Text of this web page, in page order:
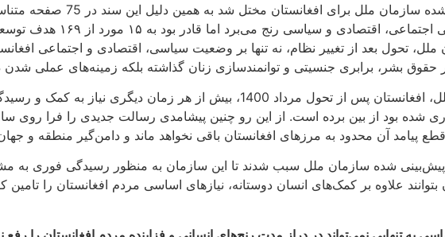
پیش‌فرض‌ها و برنامه‌های
ملل، تحول بعد از تغییر نظام، نه ‌تنها بر وضعیت سیاسی،‌ اقتصادی و اجتماعی
جنسیتی و توانمندسازی زنان گذاشته بلکه زمینه‌های عملی شدن دستور کار ۲۰۳۰ و اهداف توسعه پایدار نیز از
مطابق برداشت‌ها و ارزیابی‌های سازمان ملل، افغانستان پس از تحول
شده بود از بین برده است. از این رو چنین پیشامدی رسالت جدیدی را فرا روی
پیامد آن محدود به مرزهای افغانستان باقی نخواهد ماند و دامن‌گیر منطقه و
علاوه بر کمک‌های انسان دوستانه، نیازهای اساسی مردم افغانستان را